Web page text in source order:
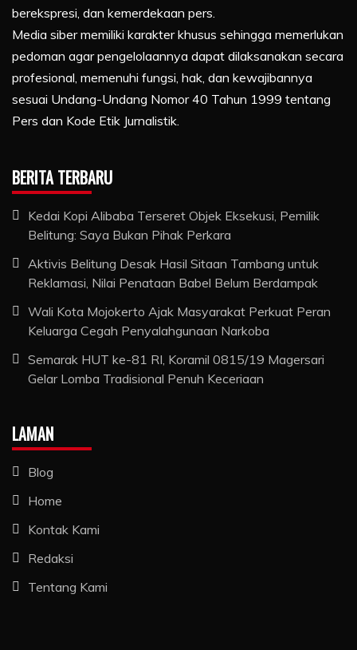
berekspresi, dan kemerdekaan pers.
Media siber memiliki karakter khusus sehingga memerlukan
pedoman agar pengelolaannya dapat dilaksanakan secara
profesional, memenuhi fungsi, hak, dan kewajibannya
sesuai Undang-Undang Nomor 40 Tahun 1999 tentang
Pers dan Kode Etik Jurnalistik.
BERITA TERBARU
Kedai Kopi Alibaba Terseret Objek Eksekusi, Pemilik
Belitung: Saya Bukan Pihak Perkara
Aktivis Belitung Desak Hasil Sitaan Tambang untuk
Reklamasi, Nilai Penataan Babel Belum Berdampak
Wali Kota Mojokerto Ajak Masyarakat Perkuat Peran
Keluarga Cegah Penyalahgunaan Narkoba
Semarak HUT ke-81 RI, Koramil 0815/19 Magersari
Gelar Lomba Tradisional Penuh Keceriaan
LAMAN
Blog
Home
Kontak Kami
Redaksi
Tentang Kami